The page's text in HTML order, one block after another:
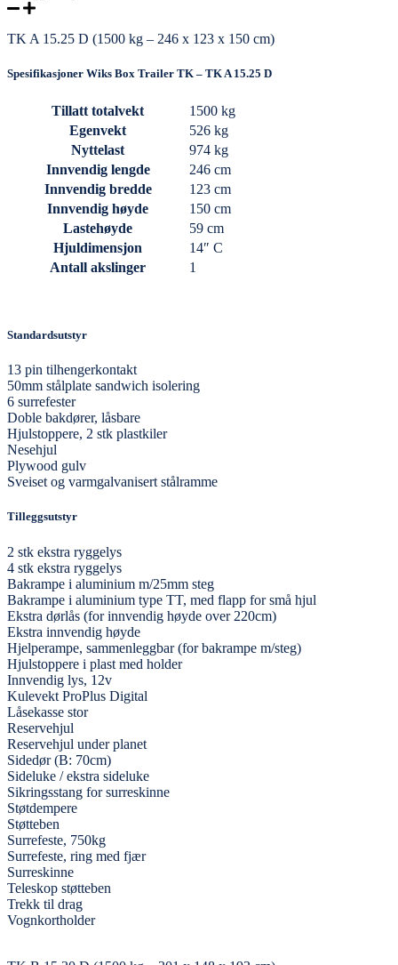
TK A 15.25 D (1500 kg – 246 x 123 x 150 cm)
Spesifikasjoner Wiks Box Trailer TK – TK A 15.25 D
Tillatt totalvekt
1500 kg
Egenvekt
526 kg
Nyttelast
974 kg
Innvendig lengde
246 cm
Innvendig bredde
123 cm
Innvendig høyde
150 cm
Lastehøyde
59 cm
Hjuldimensjon
14″ C
Antall akslinger
1
Standardsutstyr
13 pin tilhengerkontakt
50mm stålplate sandwich isolering
6 surrefester
Doble bakdører, låsbare
Hjulstoppere, 2 stk plastkiler
Nesehjul
Plywood gulv
Sveiset og varmgalvanisert stålramme
Tilleggsutstyr
2 stk ekstra ryggelys
4 stk ekstra ryggelys
Bakrampe i aluminium m/25mm steg
Bakrampe i aluminium type TT, med flapp for små hjul
Ekstra dørlås (for innvendig høyde over 220cm)
Ekstra innvendig høyde
Hjelperampe, sammenleggbar (for bakrampe m/steg)
Hjulstoppere i plast med holder
Innvendig lys, 12v
Kulevekt ProPlus Digital
Låsekasse stor
Reservehjul
Reservehjul under planet
Sidedør (B: 70cm)
Sideluke / ekstra sideluke
Sikringsstang for surreskinne
Støtdempere
Støtteben
Surrefeste, 750kg
Surrefeste, ring med fjær
Surreskinne
Teleskop støtteben
Trekk til drag
Vognkortholder